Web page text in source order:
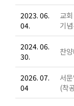
2023. 06.
04.
교
기
2024. 06.
30.
찬
2026. 07.
04
서
(착